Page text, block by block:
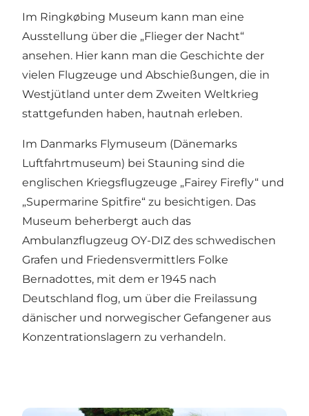
Im Ringkøbing Museum kann man eine
Ausstellung über die „Flieger der Nacht“
ansehen. Hier kann man die Geschichte der
vielen Flugzeuge und Abschießungen, die in
Westjütland unter dem Zweiten Weltkrieg
stattgefunden haben, hautnah erleben.
Im Danmarks Flymuseum (Dänemarks
Luftfahrtmuseum) bei Stauning sind die
englischen Kriegsflugzeuge „Fairey Firefly“ und
„Supermarine Spitfire“ zu besichtigen. Das
Museum beherbergt auch das
Ambulanzflugzeug OY-DIZ des schwedischen
Grafen und Friedensvermittlers Folke
Bernadottes, mit dem er 1945 nach
Deutschland flog, um über die Freilassung
dänischer und norwegischer Gefangener aus
Konzentrationslagern zu verhandeln.